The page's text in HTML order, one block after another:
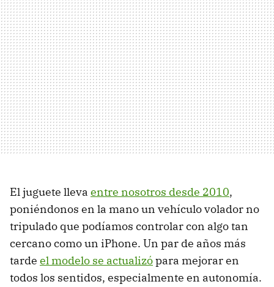
El juguete lleva entre nosotros desde 2010,
poniéndonos en la mano un vehículo volador no
tripulado que podíamos controlar con algo tan
cercano como un iPhone. Un par de años más
tarde el modelo se actualizópara mejorar en
todos los sentidos, especialmente en autonomía.